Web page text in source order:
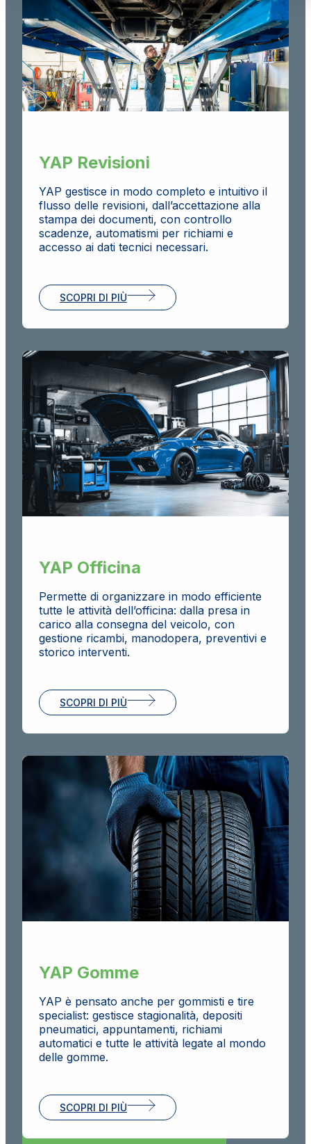
YAP Revisioni
YAP gestisce in modo completo e intuitivo il
flusso delle revisioni, dall’accettazione alla
stampa dei documenti, con controllo
scadenze, automatismi per richiami e
accesso ai dati tecnici necessari.
SCOPRI DI PIÙ
YAP Officina
Permette di organizzare in modo efficiente
tutte le attività dell’officina: dalla presa in
carico alla consegna del veicolo, con
gestione ricambi, manodopera, preventivi e
storico interventi.
SCOPRI DI PIÙ
YAP Gomme
YAP è pensato anche per gommisti e tire
specialist: gestisce stagionalità, depositi
pneumatici, appuntamenti, richiami
automatici e tutte le attività legate al mondo
delle gomme.
SCOPRI DI PIÙ